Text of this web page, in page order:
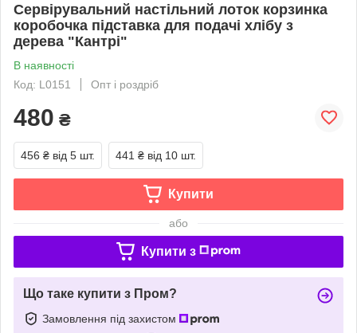
Сервірувальний настільний лоток корзинка
коробочка підставка для подачі хлібу з
дерева "Кантрі"
В наявності
Код: L0151
Опт і роздріб
480 ₴
456 ₴ від 5 шт. 441 ₴ від 10 шт.
Купити
або
Купити з
Що таке купити з Пром?
Замовлення під захистом